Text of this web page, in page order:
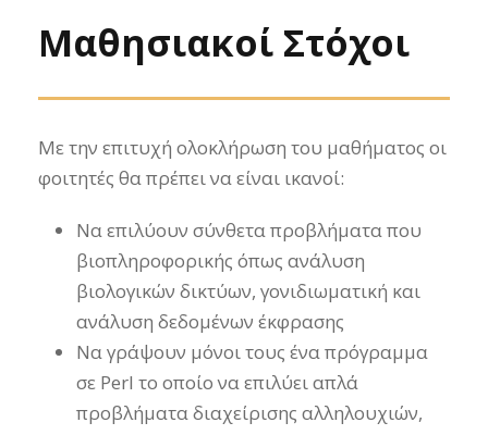
Μαθησιακοί Στόχοι
Με την επιτυχή ολοκλήρωση του μαθήματος οι
φοιτητές θα πρέπει να είναι ικανοί:
Να επιλύουν σύνθετα προβλήματα που
βιοπληροφορικής όπως ανάλυση
βιολογικών δικτύων, γονιδιωματική και
ανάλυση δεδομένων έκφρασης
Να γράψουν μόνοι τους ένα πρόγραμμα
σε Perl το οποίο να επιλύει απλά
προβλήματα διαχείρισης αλληλουχιών,